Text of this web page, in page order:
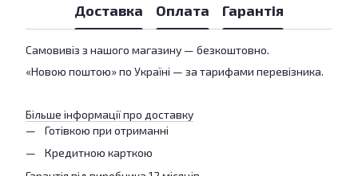
Доставка Оплата Гарантія
Самовивіз з нашого магазину — безкоштовно.
«Новою поштою» по Україні — за тарифами перевізника.
Більше інформації про доставку
Готівкою при отриманні
Кредитною карткою